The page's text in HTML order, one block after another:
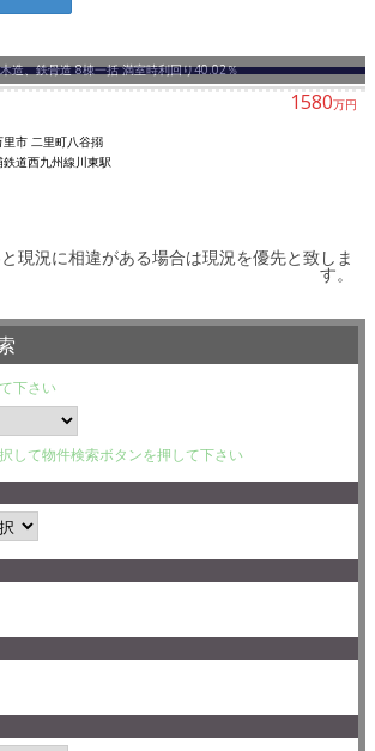
造、鉄骨造 8棟一括 満室時利回り40.02％
1580万円
里市 二里町八谷搦
鉄道西九州線川東駅
現況に相違がある場合は現況を優先と致しま
す。
下さい
して物件検索ボタンを押して下さい